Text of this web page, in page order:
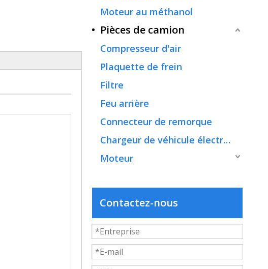
Moteur au méthanol
Pièces de camion
Compresseur d'air
Plaquette de frein
Filtre
Feu arrière
Connecteur de remorque
Chargeur de véhicule électrique
Moteur
Contactez-nous